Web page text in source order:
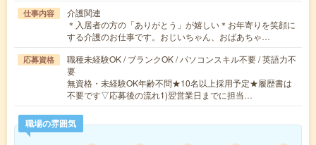
仕事内容
介護関連
＊入居者の方の「ありがとう」が嬉しい＊お年寄りを笑顔に
する介護のお仕事です。おじいちゃん、おばあちゃ…
応募資格
職種未経験OK / ブランクOK / パソコンスキル不要 / 英語力不
要
無資格・未経験OK年齢不問★10名以上採用予定★履歴書は
不要です▽応募後の流れ1)翌営業日までに担当…
職場の雰囲気